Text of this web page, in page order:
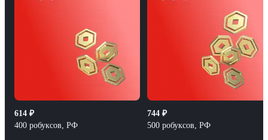
614 ₽
400 робуксов, РФ
744 ₽
500 робуксов, РФ